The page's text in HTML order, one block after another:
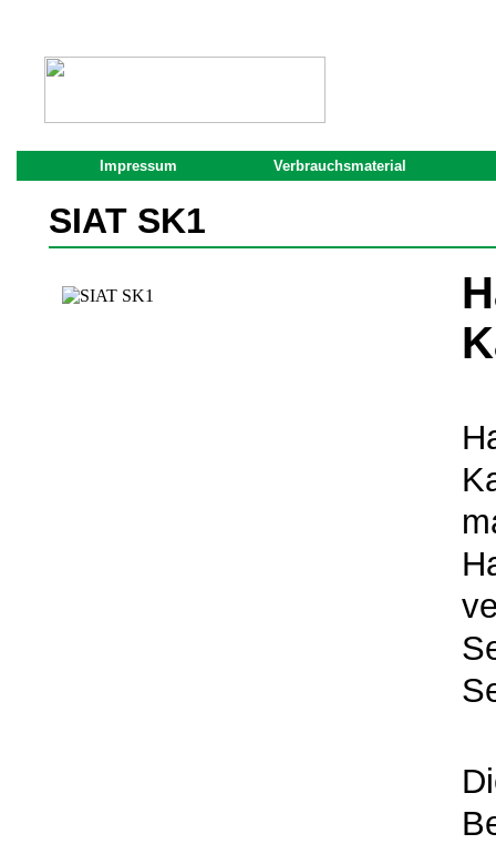
Impressum Verbrauchsmaterial
SIAT SK1